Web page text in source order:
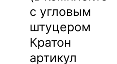
с угловым
штуцером
Кратон
артикул